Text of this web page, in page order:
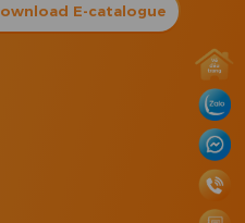
E-catalogue